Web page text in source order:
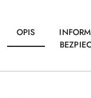
OPIS